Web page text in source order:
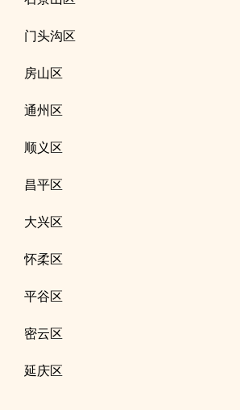
门头沟区
房山区
通州区
顺义区
昌平区
大兴区
怀柔区
平谷区
密云区
延庆区